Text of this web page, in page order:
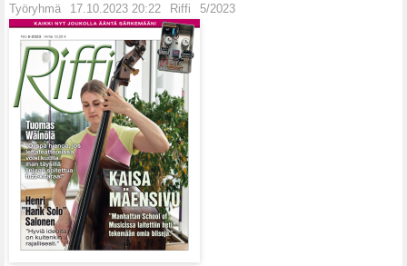
Työryhmä 17.10.2023 20:22 Riffi 5/2023